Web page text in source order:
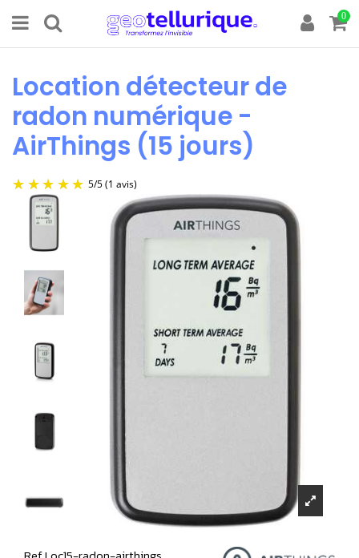
0
Location détecteur de
radon numérique -
AirThings (15 jours)
/5 (1 avis)